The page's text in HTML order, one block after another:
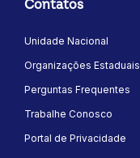
Contatos
Unidade Nacional
Organizações Estaduais
Perguntas Frequentes
Trabalhe Conosco
Portal de Privacidade